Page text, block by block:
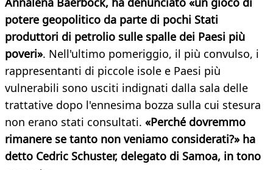
potere geopolitico da parte di pochi Stati
produttori di petrolio sulle spalle dei Paesi più
poveri». Nell'ultimo pomeriggio, il più convulso, i
rappresentanti di piccole isole e Paesi più
vulnerabili sono usciti indignati dalla sala delle
trattative dopo l'ennesima bozza sulla cui stesura
non erano stati consultati. «Perché dovremmo
rimanere se tanto non veniamo considerati?» ha
detto Cedric Schuster, delegato di Samoa, in tono